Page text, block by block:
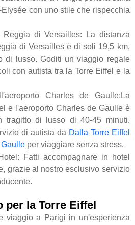
con uno stile che rispecchia
di Versailles: La distanza
di Versailles è di soli 19,5 km,
di lusso. Goditi un viaggio regale
con autista tra la Torre Eiffel e la
Charles de Gaulle:La
e l'aeroporto Charles de Gaulle è
tragitto di lusso di 40-45 minuti.
di autista da Dalla Torre Eiffel
per viaggiare senza stress.
Fatti accompagnare in hotel
grazie al nostro esclusivo servizio
per la Torre Eiffel
viaggio a Parigi in un'esperienza